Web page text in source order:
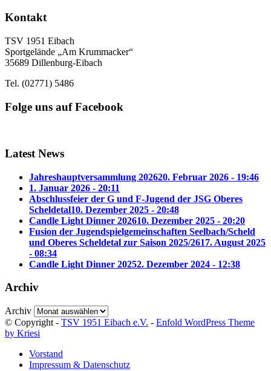
Kontakt
TSV 1951 Eibach
Sportgelände „Am Krummacker“
35689 Dillenburg-Eibach
Tel. (02771) 5486
Folge uns auf Facebook
Latest News
Jahreshauptversammlung 202620. Februar 2026 - 19:46
1. Januar 2026 - 20:11
Abschlussfeier der G und F-Jugend der JSG Oberes
Scheldetal10. Dezember 2025 - 20:48
Candle Light Dinner 202610. Dezember 2025 - 20:20
Fusion der Jugendspielgemeinschaften Seelbach/Scheld
und Oberes Scheldetal zur Saison 2025/2617. August 2025
- 08:34
Candle Light Dinner 20252. Dezember 2024 - 12:38
Archiv
Archiv
© Copyright - TSV 1951 Eibach e.V. - Enfold WordPress Theme
by Kriesi
Vorstand
Impressum & Datenschutz